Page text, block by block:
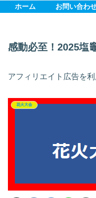
ホーム お問い合わ
感動必至！2025塩
アフィリエイト広告を利
花火大会